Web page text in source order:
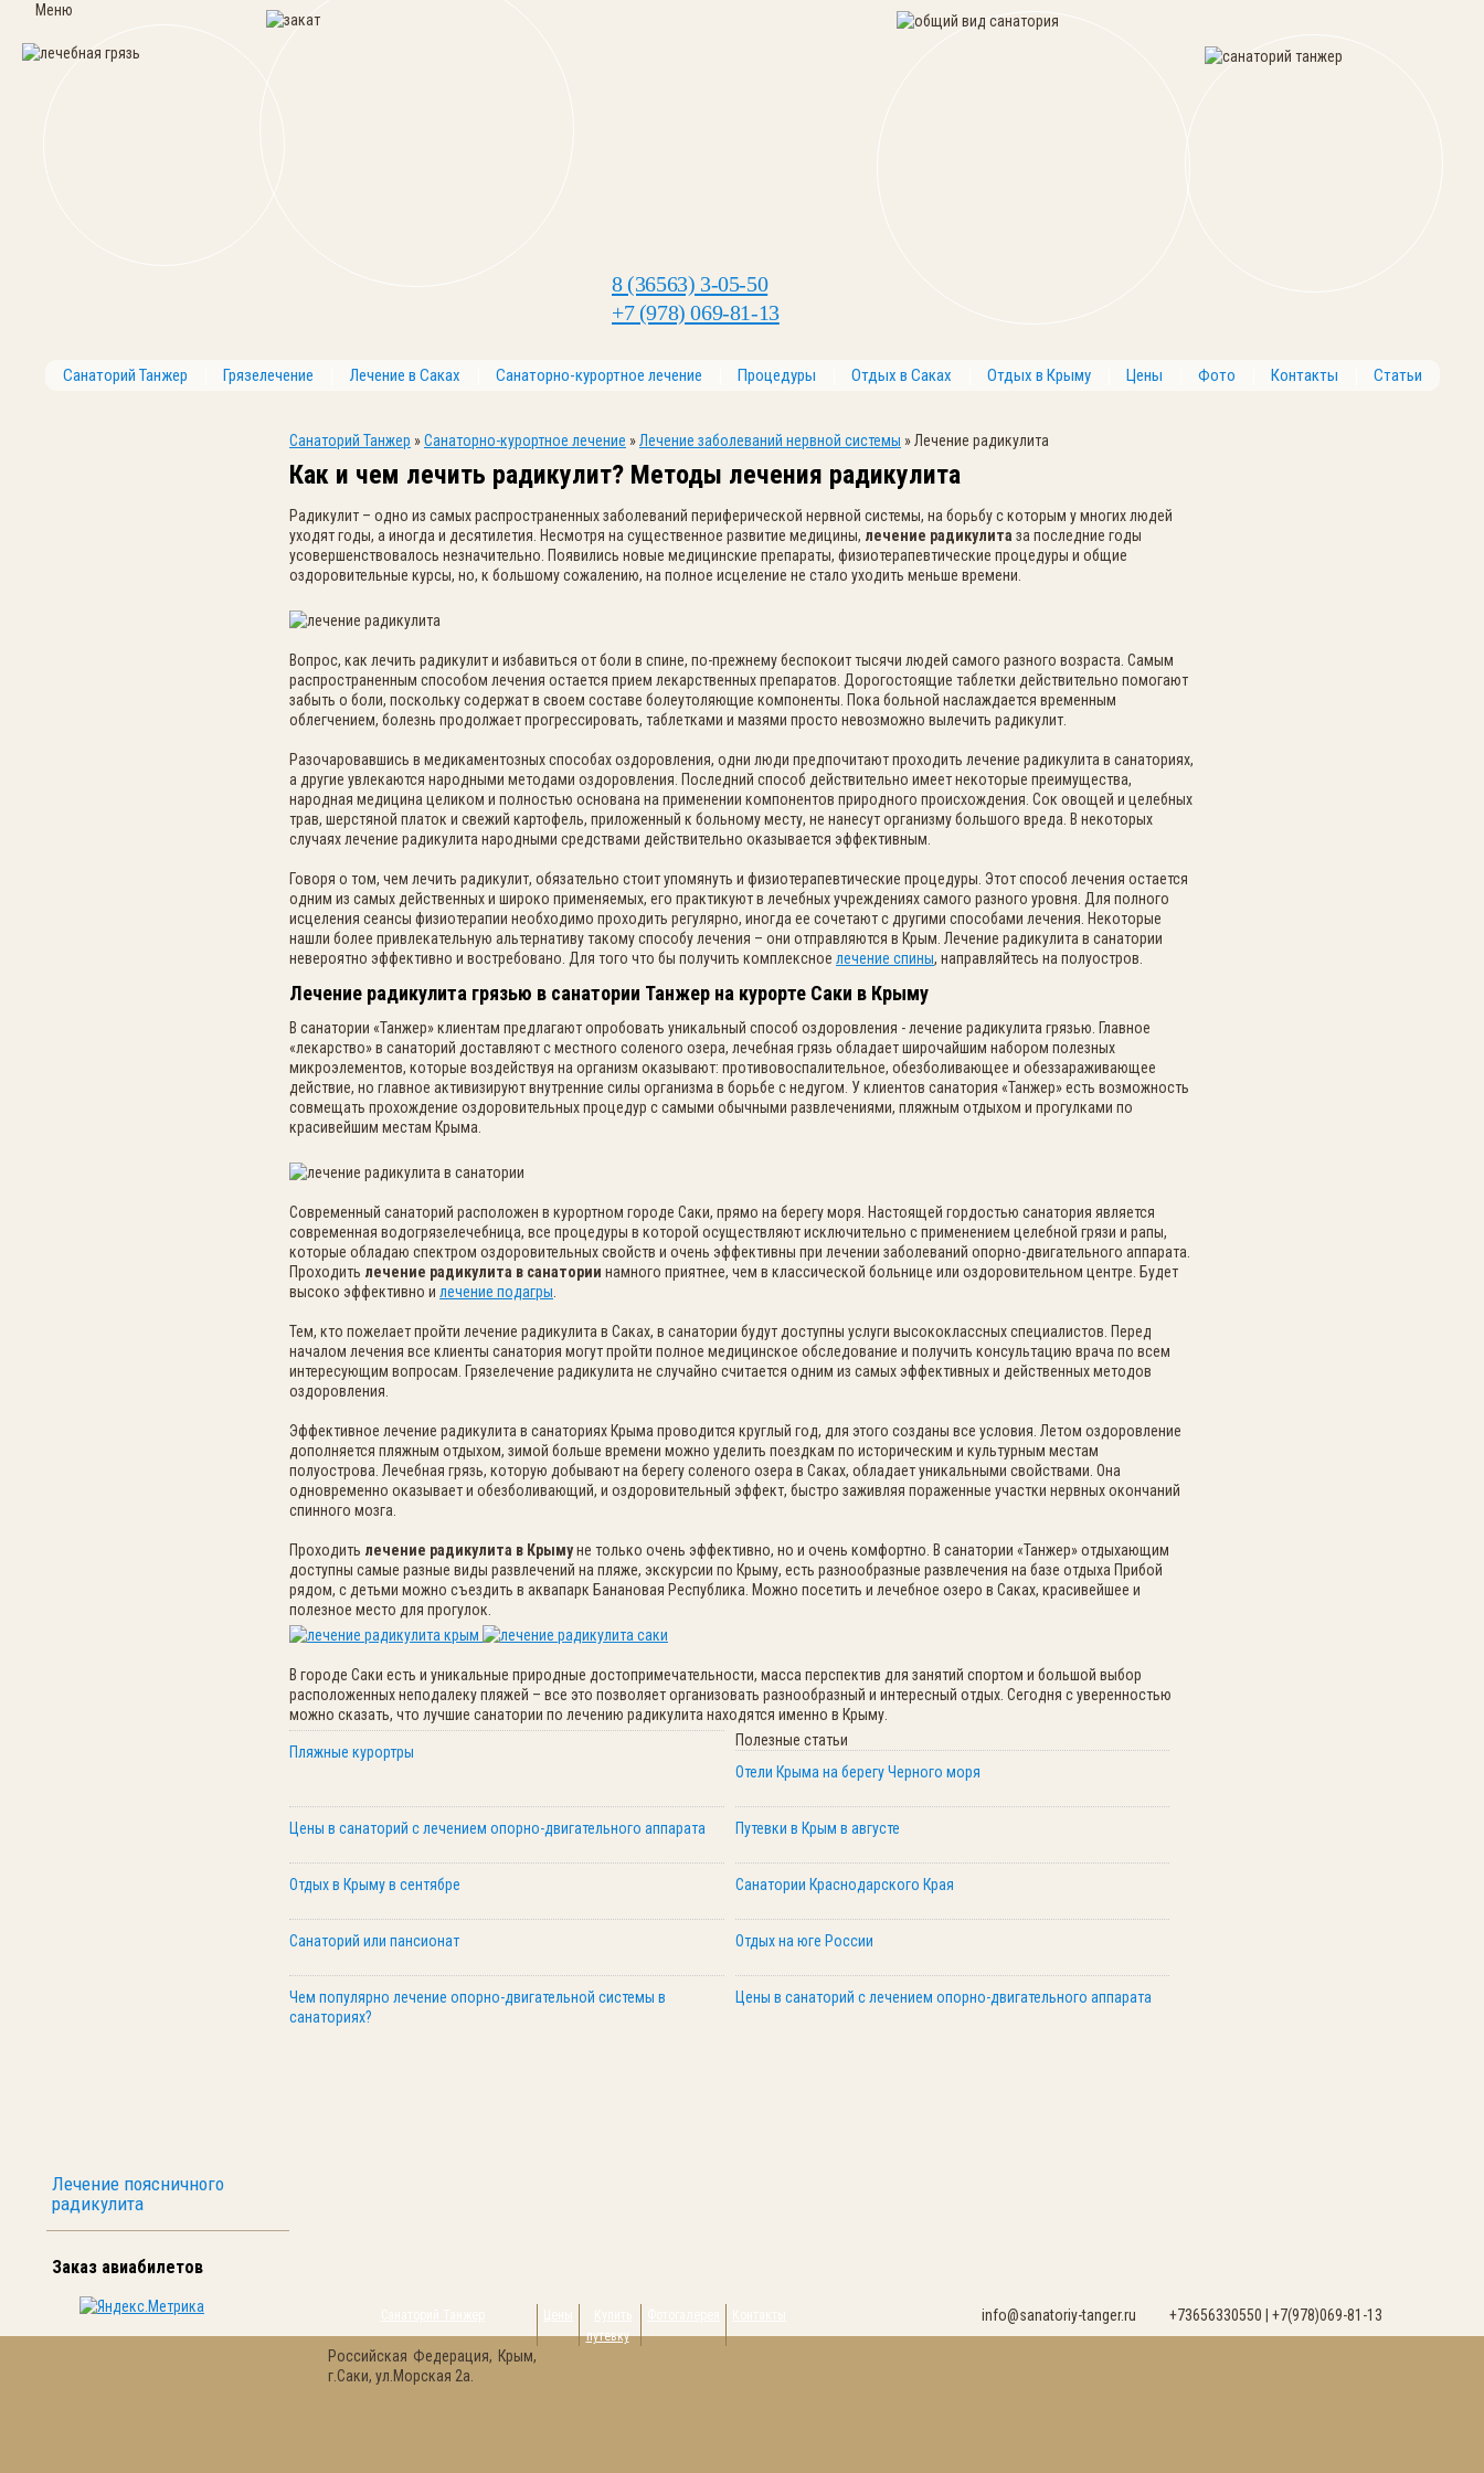
8 (36563) 3-05-50
+7 (978) 069-81-13
Меню
Санаторий Танжер Грязелечение Лечение в Саках Санаторно-курортное лечение Процедуры Отдых в Саках Отдых в Крыму Цены Фото Контакты Статьи
Санаторий Танжер »Санаторно-курортное лечение »Лечение заболеваний нервной системы »Лечение радикулита
Как и чем лечить радикулит? Методы лечения радикулита
Радикулит – одно из самых распространенных заболеваний периферической нервной системы, на борьбу с которым у многих людей
уходят годы, а иногда и десятилетия. Несмотря на существенное развитие медицины, лечение радикулита за последние годы
усовершенствовалось незначительно. Появились новые медицинские препараты, физиотерапевтические процедуры и общие
оздоровительные курсы, но, к большому сожалению, на полное исцеление не стало уходить меньше времени.
Вопрос, как лечить радикулит и избавиться от боли в спине, по-прежнему беспокоит тысячи людей самого разного возраста. Самым
распространенным способом лечения остается прием лекарственных препаратов. Дорогостоящие таблетки действительно помогают
забыть о боли, поскольку содержат в своем составе болеутоляющие компоненты. Пока больной наслаждается временным
облегчением, болезнь продолжает прогрессировать, таблетками и мазями просто невозможно вылечить радикулит.
Разочаровавшись в медикаментозных способах оздоровления, одни люди предпочитают проходить лечение радикулита в санаториях,
а другие увлекаются народными методами оздоровления. Последний способ действительно имеет некоторые преимущества,
народная медицина целиком и полностью основана на применении компонентов природного происхождения. Сок овощей и целебных
трав, шерстяной платок и свежий картофель, приложенный к больному месту, не нанесут организму большого вреда. В некоторых
случаях лечение радикулита народными средствами действительно оказывается эффективным.
Говоря о том, чем лечить радикулит, обязательно стоит упомянуть и физиотерапевтические процедуры. Этот способ лечения остается
одним из самых действенных и широко применяемых, его практикуют в лечебных учреждениях самого разного уровня. Для полного
исцеления сеансы физиотерапии необходимо проходить регулярно, иногда ее сочетают с другими способами лечения. Некоторые
нашли более привлекательную альтернативу такому способу лечения – они отправляются в Крым. Лечение радикулита в санатории
невероятно эффективно и востребовано. Для того что бы получить комплексное лечение спины, направляйтесь на полуостров.
Лечение радикулита грязью в санатории Танжер на курорте Саки в Крыму
В санатории «Танжер» клиентам предлагают опробовать уникальный способ оздоровления - лечение радикулита грязью. Главное
«лекарство» в санаторий доставляют с местного соленого озера, лечебная грязь обладает широчайшим набором полезных
микроэлементов, которые воздействуя на организм оказывают: противовоспалительное, обезболивающее и обеззараживающее
действие, но главное активизируют внутренние силы организма в борьбе с недугом. У клиентов санатория «Танжер» есть возможность
совмещать прохождение оздоровительных процедур с самыми обычными развлечениями, пляжным отдыхом и прогулками по
красивейшим местам Крыма.
Современный санаторий расположен в курортном городе Саки, прямо на берегу моря. Настоящей гордостью санатория является
современная водогрязелечебница, все процедуры в которой осуществляют исключительно с применением целебной грязи и рапы,
которые обладаю спектром оздоровительных свойств и очень эффективны при лечении заболеваний опорно-двигательного аппарата.
Проходить лечение радикулита в санатории намного приятнее, чем в классической больнице или оздоровительном центре. Будет
высоко эффективно и лечение подагры
Тем, кто пожелает пройти лечение радикулита в Саках, в санатории будут доступны услуги высококлассных специалистов. Перед
началом лечения все клиенты санатория могут пройти полное медицинское обследование и получить консультацию врача по всем
интересующим вопросам. Грязелечение радикулита не случайно считается одним из самых эффективных и действенных методов
оздоровления.
Эффективное лечение радикулита в санаториях Крыма проводится круглый год, для этого созданы все условия. Летом оздоровление
дополняется пляжным отдыхом, зимой больше времени можно уделить поездкам по историческим и культурным местам
полуострова. Лечебная грязь, которую добывают на берегу соленого озера в Саках, обладает уникальными свойствами. Она
одновременно оказывает и обезболивающий, и оздоровительный эффект, быстро заживляя пораженные участки нервных окончаний
спинного мозга.
Проходить лечение радикулита в Крымуне только очень эффективно, но и очень комфортно. В санатории «Танжер» отдыхающим
доступны самые разные виды развлечений на пляже, экскурсии по Крыму, есть разнообразные развлечения на базе отдыха Прибой
рядом, с детьми можно съездить в аквапарк Банановая Республика. Можно посетить и лечебное озеро в Саках, красивейшее и
полезное место для прогулок.
В городе Саки есть и уникальные природные достопримечательности, масса перспектив для занятий спортом и большой выбор
расположенных неподалеку пляжей – все это позволяет организовать разнообразный и интересный отдых. Сегодня с уверенностью
можно сказать, что лучшие санатории по лечению радикулита находятся именно в Крыму.
Полезные статьи
Пляжные курортры
Отели Крыма на берегу Черного моря
Цены в санаторий с лечением опорно-двигательного аппарата Путевки в Крым в августе
Отдых в Крыму в сентябре Санатории Краснодарского Края
Санаторий или пансионат Отдых на юге России
Чем популярно лечение опорно-двигательной системы в
санаториях?
Цены в санаторий с лечением опорно-двигательного аппарата
Лечение поясничного
радикулита
Заказ авиабилетов
путевку
Российская Федерация, Крым,
г.Саки, ул.Морская 2а.
info@sanatoriy-tanger.ru +73656330550 | +7(978)069-81-13